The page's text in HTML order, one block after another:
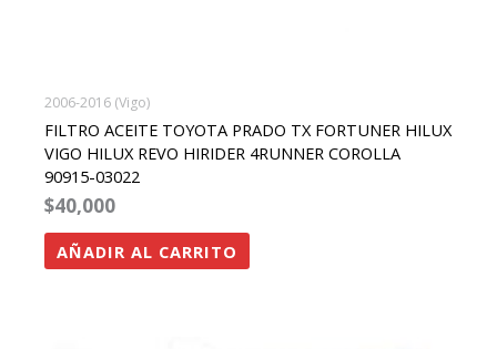
2006-2016 (Vigo)
FILTRO ACEITE TOYOTA PRADO TX FORTUNER HILUX
VIGO HILUX REVO HIRIDER 4RUNNER COROLLA
90915-03022
$40,000
AÑADIR AL CARRITO